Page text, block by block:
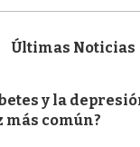
Últimas Noticias
y la
más común?